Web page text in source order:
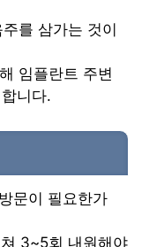
를 삼가는 것이
임플란트 주변
니다.
문이 필요한가
3~5회 내원해야